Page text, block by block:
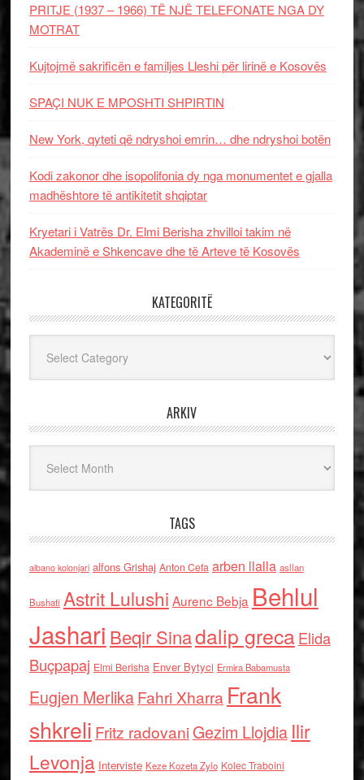
PRITJE (1937 – 1966) TË NJË TELEFONATE NGA DY
MOTRAT
Kujtojmë sakrificën e familjes Lleshi për lirinë e Kosovës
SPAÇI NUK E MPOSHTI SHPIRTIN
New York, qyteti që ndryshoi emrin… dhe ndryshoi botën
Kodi zakonor dhe isopolifonia dy nga monumentet e gjalla
madhështore të antikitetit shqiptar
Kryetari i Vatrës Dr. Elmi Berisha zhvilloi takim në
Akademinë e Shkencave dhe të Arteve të Kosovës
KATEGORITË
ARKIV
TAGS
albano kolonjari alfons Grishaj Anton Cefa arben llalla asllan
Bushati Astrit Lulushi Aurenc Bebja Behlul
Jashari Beqir Sinadalip grecaElida
Buçpapaj Elmi Berisha Enver Bytyci Ermira Babamusta
Eugjen MerlikaFahri Xharra Frank
shkreli Fritz radovaniGezim Llojdia Ilir
Levonja Interviste Keze Kozeta Zylo Kolec Traboini